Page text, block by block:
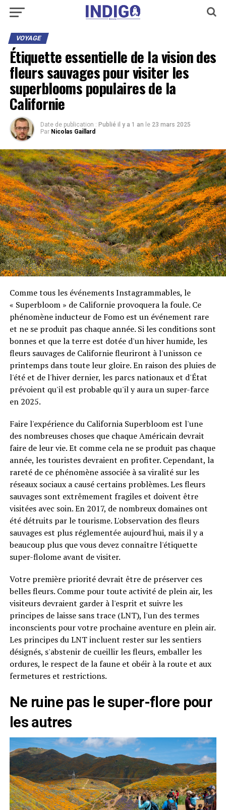
VOYAGE
Étiquette essentielle de la vision des
fleurs sauvages pour visiter les
superblooms populaires de la
Californie
Date de publication : Publié il y a 1 an le 23 mars 2025
Par Nicolas Gaillard
Comme tous les événements Instagrammables, le
« Superbloom » de Californie provoquera la foule. Ce
phénomène inducteur de Fomo est un événement rare
et ne se produit pas chaque année. Si les conditions sont
bonnes et que la terre est dotée d'un hiver humide, les
fleurs sauvages de Californie fleuriront à l'unisson ce
printemps dans toute leur gloire. En raison des pluies de
l'été et de l'hiver dernier, les parcs nationaux et d'État
prévoient qu'il est probable qu'il y aura un super-farce
en 2025.
Faire l'expérience du California Superbloom est l'une
des nombreuses choses que chaque Américain devrait
faire de leur vie. Et comme cela ne se produit pas chaque
année, les touristes devraient en profiter. Cependant, la
rareté de ce phénomène associée à sa viralité sur les
réseaux sociaux a causé certains problèmes. Les fleurs
sauvages sont extrêmement fragiles et doivent être
visitées avec soin. En 2017, de nombreux domaines ont
été détruits par le tourisme. L'observation des fleurs
sauvages est plus réglementée aujourd'hui, mais il y a
beaucoup plus que vous devez connaître l'étiquette
super-flolome avant de visiter.
Votre première priorité devrait être de préserver ces
belles fleurs. Comme pour toute activité de plein air, les
visiteurs devraient garder à l'esprit et suivre les
principes de laisse sans trace (LNT), l'un des termes
inconscients pour votre prochaine aventure en plein air.
Les principes du LNT incluent rester sur les sentiers
désignés, s'abstenir de cueillir les fleurs, emballer les
ordures, le respect de la faune et obéir à la route et aux
fermetures et restrictions.
Ne ruine pas le super-flore pour
les autres